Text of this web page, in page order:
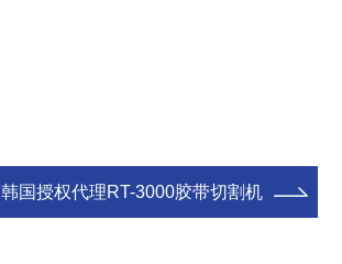
韩国授权代理RT-3000胶带切割机